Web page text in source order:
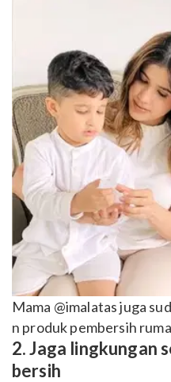
Mama @imalatas juga
n produk pembersih
2. Jaga lingkungan
bersih